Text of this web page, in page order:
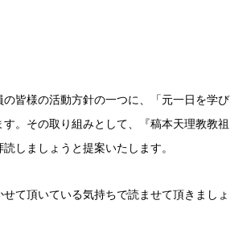
皆様の活動方針の一つに、「元一日を学び
。その取り組みとして、『稿本天理教教祖
しましょうと提案いたします。
て頂いている気持ちで読ませて頂きましょ